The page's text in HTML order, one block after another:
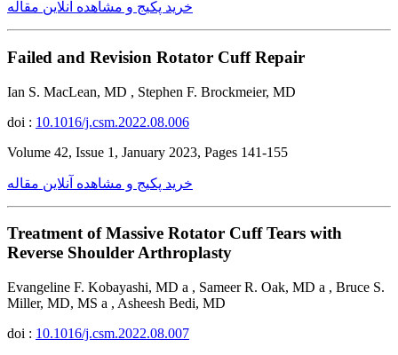
خرید پکیج و مشاهده آنلاین مقاله
Failed and Revision Rotator Cuff Repair
Ian S. MacLean, MD , Stephen F. Brockmeier, MD
doi : 10.1016/j.csm.2022.08.006
Volume 42, Issue 1, January 2023, Pages 141-155
خرید پکیج و مشاهده آنلاین مقاله
Treatment of Massive Rotator Cuff Tears with
Reverse Shoulder Arthroplasty
Evangeline F. Kobayashi, MD a , Sameer R. Oak, MD a , Bruce S.
Miller, MD, MS a , Asheesh Bedi, MD
doi : 10.1016/j.csm.2022.08.007